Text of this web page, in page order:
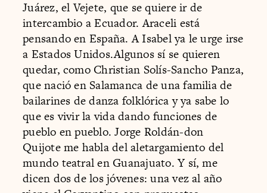
Juárez, el Vejete, que se quiere ir de
intercambio a Ecuador. Araceli está
pensando en España. A Isabel ya le urge irse
a Estados Unidos.Algunos sí se quieren
quedar, como Christian Solís-Sancho Panza,
que nació en Salamanca de una familia de
bailarines de danza folklórica y ya sabe lo
que es vivir la vida dando funciones de
pueblo en pueblo. Jorge Roldán-don
Quijote me habla del aletargamiento del
mundo teatral en Guanajuato. Y sí, me
dicen dos de los jóvenes: una vez al año